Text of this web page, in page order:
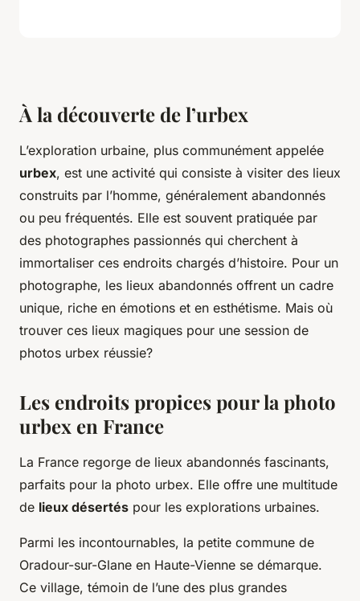
À la découverte de l’urbex
L’exploration urbaine, plus communément appelée
urbex, est une activité qui consiste à visiter des lieux
construits par l’homme, généralement abandonnés
ou peu fréquentés. Elle est souvent pratiquée par
des photographes passionnés qui cherchent à
immortaliser ces endroits chargés d’histoire. Pour un
photographe, les lieux abandonnés offrent un cadre
unique, riche en émotions et en esthétisme. Mais où
trouver ces lieux magiques pour une session de
photos urbex réussie?
Les endroits propices pour la photo
urbex en France
La France regorge de lieux abandonnés fascinants,
parfaits pour la photo urbex. Elle offre une multitude
de lieux désertés pour les explorations urbaines.
Parmi les incontournables, la petite commune de
Oradour-sur-Glane en Haute-Vienne se démarque.
Ce village, témoin de l’une des plus grandes